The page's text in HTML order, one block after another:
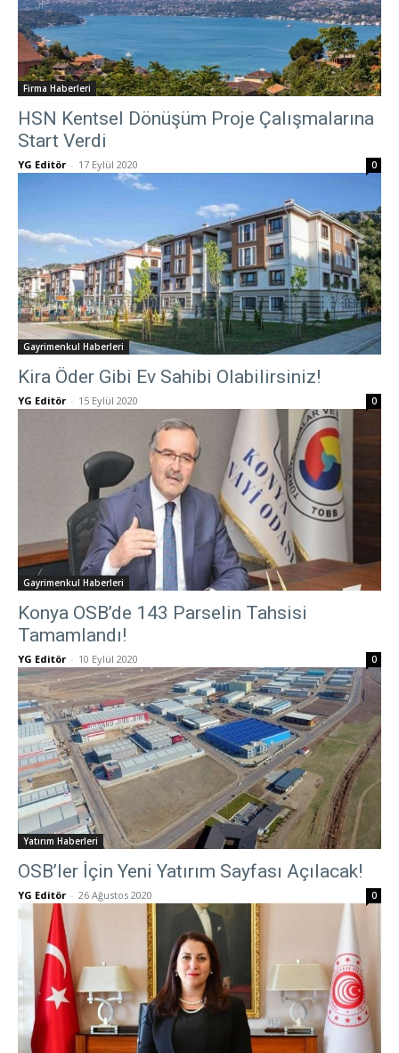
Firma Haberleri
HSN Kentsel Dönüşüm Proje Çalışmalarına
Start Verdi
YG Editör - 17 Eylül 2020 0
Gayrimenkul Haberleri
Kira Öder Gibi Ev Sahibi Olabilirsiniz!
YG Editör - 15 Eylül 2020 0
Gayrimenkul Haberleri
Konya OSB’de 143 Parselin Tahsisi
Tamamlandı!
YG Editör - 10 Eylül 2020 0
Yatırım Haberleri
OSB’ler İçin Yeni Yatırım Sayfası Açılacak!
YG Editör - 26 Ağustos 2020 0